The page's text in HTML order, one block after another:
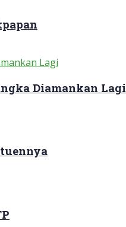
Diamankan Lagi